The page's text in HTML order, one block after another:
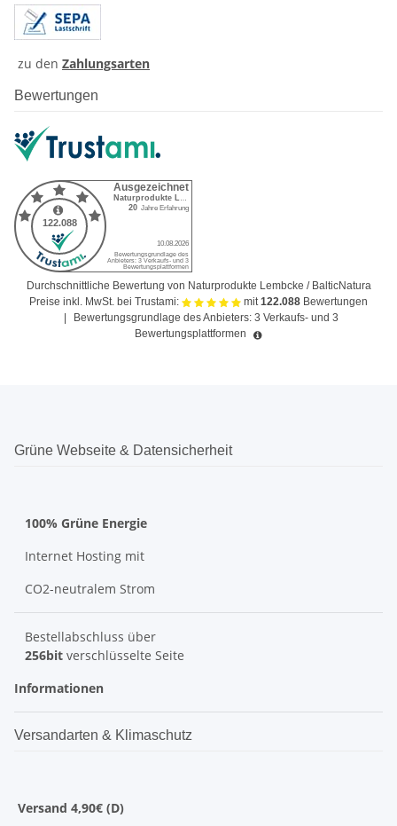
zu den Zahlungsarten
Bewertungen
Durchschnittliche Bewertung von Naturprodukte Lembcke / BalticNatura
Preise inkl. MwSt. bei Trustami:
mit122.088 Bewertungen
Bewertungsgrundlage des Anbieters: 3 Verkaufs- und 3
Bewertungsplattformen
Grüne Webseite & Datensicherheit
100% Grüne Energie
Internet Hosting mit
CO2-neutralem Strom
Bestellabschluss über
256bit verschlüsselte Seite
Informationen
Versandarten & Klimaschutz
Versand 4,90€ (D)